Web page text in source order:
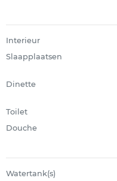
Interieur
Slaapplaatsen
Dinette
Toilet
Douche
Watertank(s)